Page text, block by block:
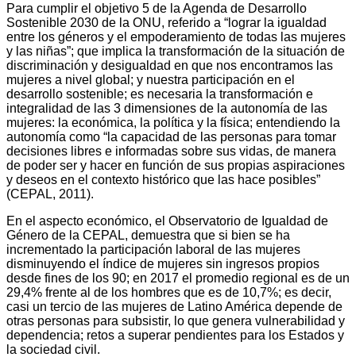
Para cumplir el objetivo 5 de la Agenda de Desarrollo
Sostenible 2030 de la ONU, referido a “lograr la igualdad
entre los géneros y el empoderamiento de todas las mujeres
y las niñas”; que implica la transformación de la situación de
discriminación y desigualdad en que nos encontramos las
mujeres a nivel global; y nuestra participación en el
desarrollo sostenible; es necesaria la transformación e
integralidad de las 3 dimensiones de la autonomía de las
mujeres: la económica, la política y la física; entendiendo la
autonomía como “la capacidad de las personas para tomar
decisiones libres e informadas sobre sus vidas, de manera
de poder ser y hacer en función de sus propias aspiraciones
y deseos en el contexto histórico que las hace posibles”
(CEPAL, 2011).
En el aspecto económico, el Observatorio de Igualdad de
Género de la CEPAL, demuestra que si bien se ha
incrementado la participación laboral de las mujeres
disminuyendo el índice de mujeres sin ingresos propios
desde fines de los 90; en 2017 el promedio regional es de un
29,4% frente al de los hombres que es de 10,7%; es decir,
casi un tercio de las mujeres de Latino América depende de
otras personas para subsistir, lo que genera vulnerabilidad y
dependencia; retos a superar pendientes para los Estados y
la sociedad civil.